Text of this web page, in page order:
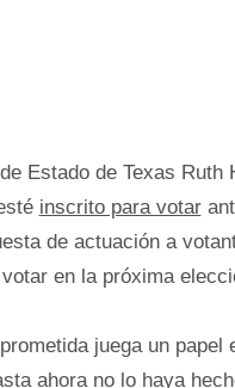
Estado de Texas Ruth
inscrito para votar
de actuación a
en la próxima
juega un
ahora no lo haya